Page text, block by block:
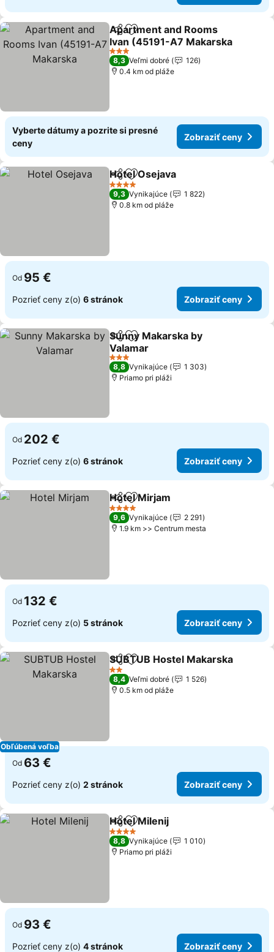
ZdieľaťPridať do obľúbených
Apartment and Rooms
Ivan (45191-A7 Makarska
Zobraziť ceny
3 Počet hviezdičiek
8,3 Veľmi dobré
126
0.4 km od pláže
Vyberte dátumy a pozrite si presné
ceny
Zobraziť ceny
ZdieľaťPridať do obľúbených
Hotel Osejava
4 Počet hviezdičiek
9,3 Vynikajúce
1 822
0.8 km od pláže
Od 95 €
Pozrieť ceny z(o) 6 stránok Zobraziť ceny
ZdieľaťPridať do obľúbených
Sunny Makarska by
Valamar
Zobraziť ceny
3 Počet hviezdičiek
8,8 Vynikajúce
1 303
Priamo pri pláži
Od 202 €
Pozrieť ceny z(o) 6 stránok Zobraziť ceny
ZdieľaťPridať do obľúbených
Hotel Mirjam
4 Počet hviezdičiek
9,6 Vynikajúce
2 291
1.9 km >> Centrum mesta
Od 132 €
Pozrieť ceny z(o) 5 stránok Zobraziť ceny
Obľúbená voľba
ZdieľaťPridať do obľúbených
SUBTUB Hostel Makarska
2 Počet hviezdičiek
8,4 Veľmi dobré
1 526
0.5 km od pláže
Od 63 €
Pozrieť ceny z(o) 2 stránok Zobraziť ceny
ZdieľaťPridať do obľúbených
Hotel Milenij
4 Počet hviezdičiek
8,8 Vynikajúce
1 010
Priamo pri pláži
Od 93 €
Pozrieť ceny z(o) 4 stránok Zobraziť ceny